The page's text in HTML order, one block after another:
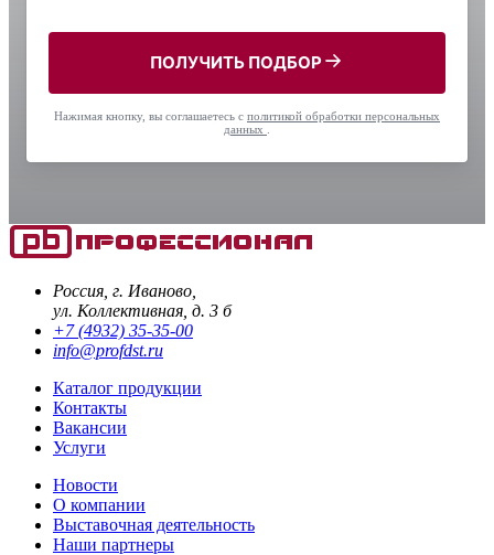
ПОЛУЧИТЬ ПОДБОР
Нажимая кнопку, вы соглашаетесь с политикой обработки персональных
данных
Россия, г. Иваново,
ул. Коллективная, д. 3 б
+7 (4932) 35-35-00
info@profdst.ru
Каталог продукции
Контакты
Вакансии
Услуги
Новости
О компании
Выставочная деятельность
Наши партнеры